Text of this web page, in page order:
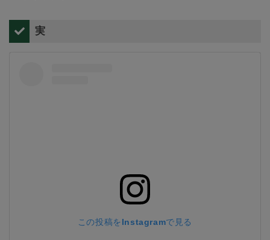
実
この投稿をInstagramで見る